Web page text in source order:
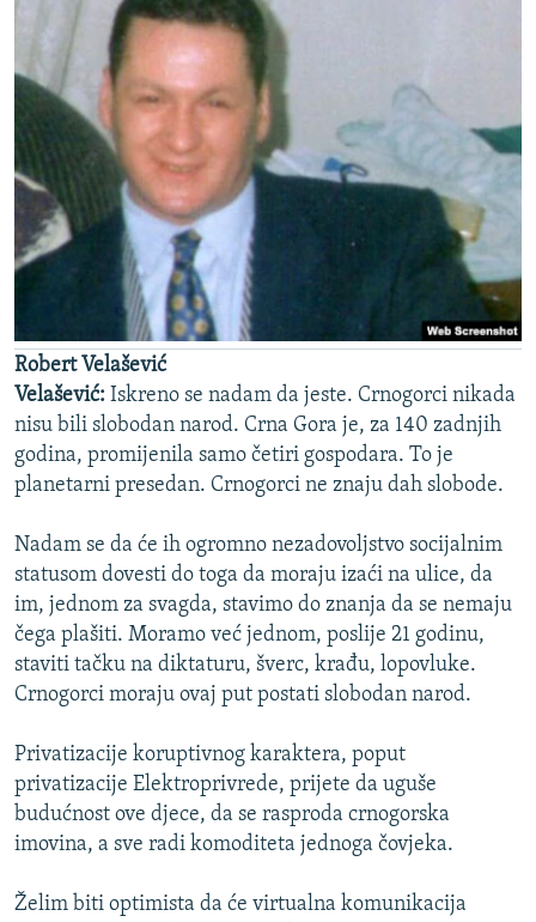
Robert Velašević
Velašević: Iskreno se nadam da jeste. Crnogorci nikada
nisu bili slobodan narod. Crna Gora je, za 140 zadnjih
godina, promijenila samo četiri gospodara. To je
planetarni presedan. Crnogorci ne znaju dah slobode.
Nadam se da će ih ogromno nezadovoljstvo socijalnim
statusom dovesti do toga da moraju izaći na ulice, da
im, jednom za svagda, stavimo do znanja da se nemaju
čega plašiti. Moramo već jednom, poslije 21 godinu,
staviti tačku na diktaturu, šverc, krađu, lopovluke.
Crnogorci moraju ovaj put postati slobodan narod.
Privatizacije koruptivnog karaktera, poput
privatizacije Elektroprivrede, prijete da uguše
budućnost ove djece, da se rasproda crnogorska
imovina, a sve radi komoditeta jednoga čovjeka.
Želim biti optimista da će virtualna komunikacija